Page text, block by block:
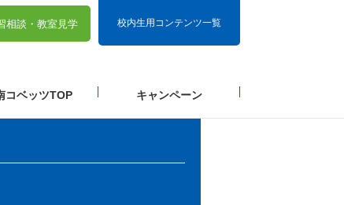
校内生用コンテンツ一覧
相談・ 教室見学
コベッツTOP キャンペーン